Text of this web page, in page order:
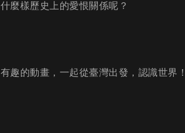
麼樣歷史上的愛恨關係呢？
趣的動畫，一起從臺灣出發，認識世界！